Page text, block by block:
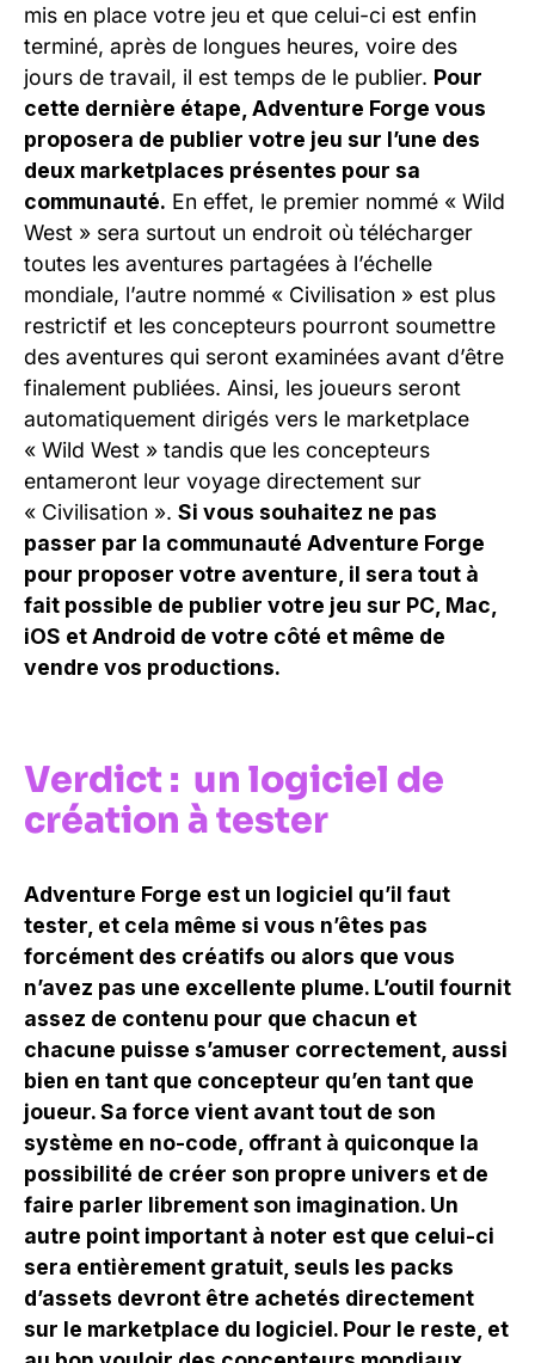
mis en place votre jeu et que celui-ci est enfin
terminé, après de longues heures, voire des
jours de travail, il est temps de le publier. Pour
cette dernière étape, Adventure Forge vous
proposera de publier votre jeu sur l’une des
deux marketplaces présentes pour sa
communauté. En effet, le premier nommé « Wild
West » sera surtout un endroit où télécharger
toutes les aventures partagées à l’échelle
mondiale, l’autre nommé « Civilisation » est plus
restrictif et les concepteurs pourront soumettre
des aventures qui seront examinées avant d’être
finalement publiées. Ainsi, les joueurs seront
automatiquement dirigés vers le marketplace
« Wild West » tandis que les concepteurs
entameront leur voyage directement sur
« Civilisation ». Si vous souhaitez ne pas
passer par la communauté Adventure Forge
pour proposer votre aventure, il sera tout à
fait possible de publier votre jeu sur PC, Mac,
iOS et Android de votre côté et même de
vendre vos productions.
Verdict : un logiciel de
création à tester
Adventure Forge est un logiciel qu’il faut
tester, et cela même si vous n’êtes pas
forcément des créatifs ou alors que vous
n’avez pas une excellente plume. L’outil fournit
assez de contenu pour que chacun et
chacune puisse s’amuser correctement, aussi
bien en tant que concepteur qu’en tant que
joueur. Sa force vient avant tout de son
système en no-code, offrant à quiconque la
possibilité de créer son propre univers et de
faire parler librement son imagination. Un
autre point important à noter est que celui-ci
sera entièrement gratuit, seuls les packs
d’assets devront être achetés directement
sur le marketplace du logiciel. Pour le reste, et